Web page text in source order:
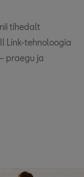
tihedalt
Link-tehnoloogia
praegu ja